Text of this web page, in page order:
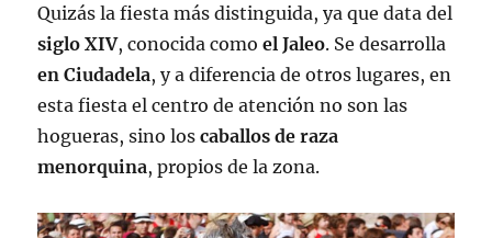
Quizás la fiesta más distinguida, ya que data del
siglo XIV, conocida como el Jaleo. Se desarrolla
en Ciudadela, y a diferencia de otros lugares, en
esta fiesta el centro de atención no son las
hogueras, sino loscaballos de raza
menorquina, propios de la zona.